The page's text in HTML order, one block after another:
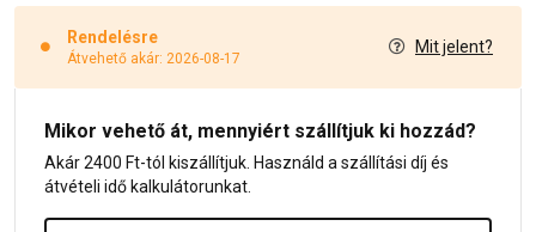
Rendelésre
Átvehető akár: 2026-08-17
Mit jelent?
Mikor vehető át, mennyiért szállítjuk ki hozzád?
Akár 2400 Ft-tól kiszállítjuk. Használd a szállítási díj és
átvételi idő kalkulátorunkat.